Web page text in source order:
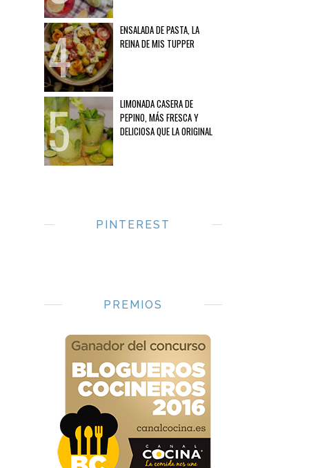
ENSALADA DE PASTA, LA
REINA DE MIS TUPPER
LIMONADA CASERA DE
PEPINO, MÁS FRESCA Y
DELICIOSA QUE LA ORIGINAL
PINTEREST
PREMIOS